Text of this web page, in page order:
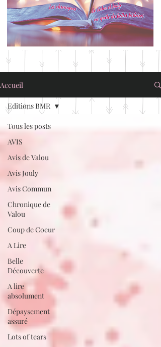
Accueil
Tous les posts
AVIS
Avis de Valou
Avis Jouly
Avis Commun
Chronique de
Valou
Coup de Coeur
A Lire
Belle
Découverte
A lire
absolument
Dépaysement
assuré
Lots of tears
Editions BMR